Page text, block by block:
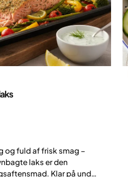
og fuld af frisk smag –
laks er den
Klar på under